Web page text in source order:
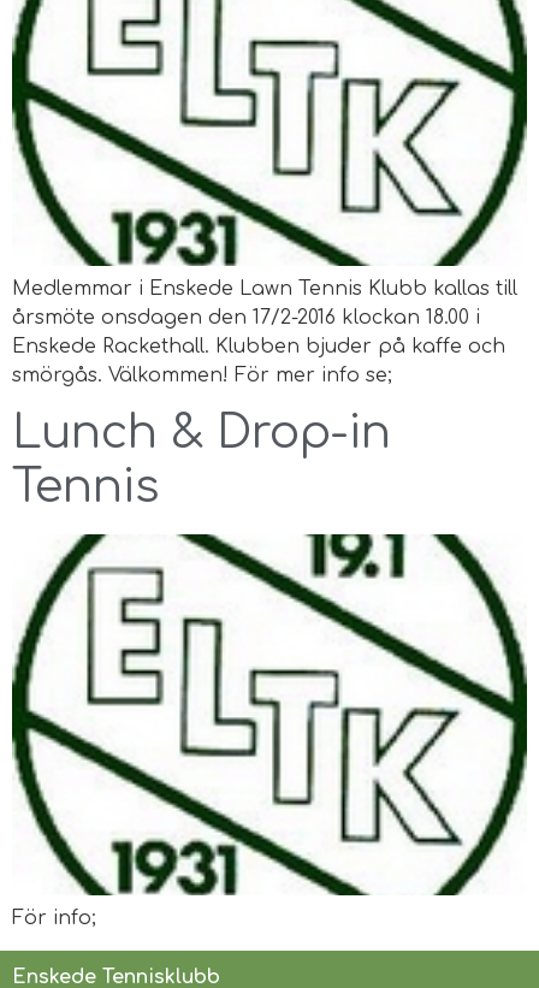
Medlemmar i Enskede Lawn Tennis Klubb kallas till
årsmöte onsdagen den 17/2-2016 klockan 18.00 i
Enskede Rackethall. Klubben bjuder på kaffe och
smörgås. Välkommen! För mer info se;
Lunch & Drop-in
Tennis
För info;
Enskede Tennisklubb